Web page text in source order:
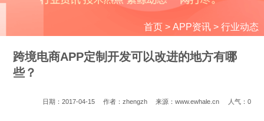
首页> APP资讯> 行业动态
跨境电商APP定制开发可以改进的地方有哪
些？
日期：2017-04-15 作者：zhengzh 来源：www.ewhale.cn 人气： 0